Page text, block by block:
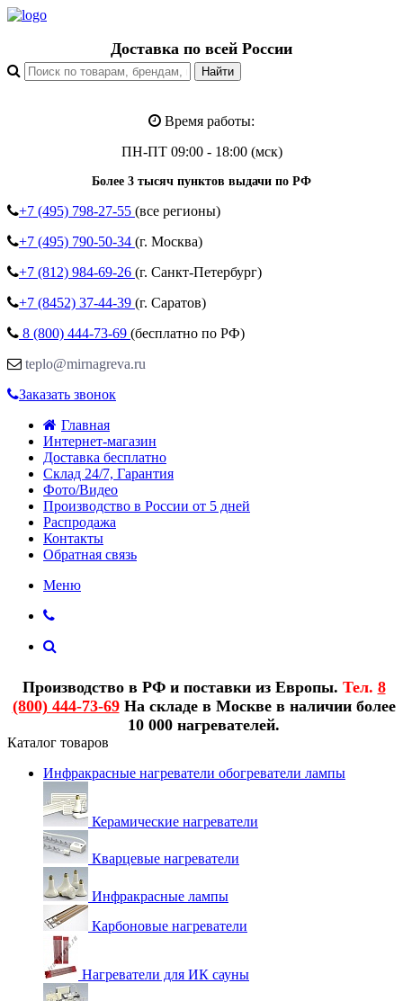
Доставка по всей России
Время работы:
ПН-ПТ 09:00 - 18:00 (мск)
Более 3 тысяч пунктов выдачи по РФ
+7 (495) 798-27-55 (все регионы)
+7 (495) 790-50-34 (г. Москва)
+7 (812) 984-69-26 (г. Санкт-Петербург)
+7 (8452) 37-44-39 (г. Саратов)
8 (800) 444-73-69 (бесплатно по РФ)
teplo@mirnagreva.ru
Заказать звонок
Главная
Интернет-магазин
Доставка бесплатно
Склад 24/7, Гарантия
Фото/Видео
Производство в России от 5 дней
Распродажа
Контакты
Обратная связь
Меню
Производство в РФ и поставки из Европы. Тел. 8
(800) 444-73-69На складе в Москве в наличии более
10 000 нагревателей.
Каталог товаров
Инфракрасные нагреватели обогреватели лампы
Керамические нагреватели
Кварцевые нагреватели
Инфракрасные лампы
Карбоновые нагреватели
Нагреватели для ИК сауны